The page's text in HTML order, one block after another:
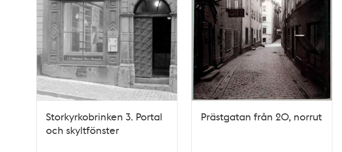
Storkyrkobrinken 3. Portal
och skyltfönster
Prästgatan från 20, norrut